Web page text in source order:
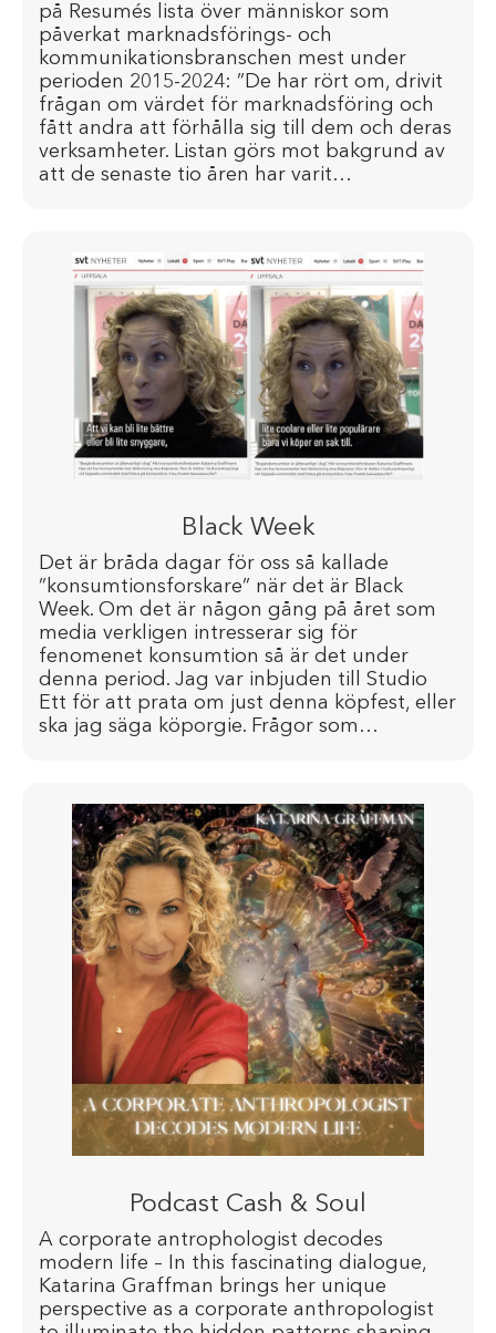
på Resumés lista över människor som
påverkat marknadsförings- och
kommunikationsbranschen mest under
perioden 2015-2024: ”De har rört om, drivit
frågan om värdet för marknadsföring och
fått andra att förhålla sig till dem och deras
verksamheter. Listan görs mot bakgrund av
att de senaste tio åren har varit…
Black Week
Det är bråda dagar för oss så kallade
”konsumtionsforskare” när det är Black
Week. Om det är någon gång på året som
media verkligen intresserar sig för
fenomenet konsumtion så är det under
denna period. Jag var inbjuden till Studio
Ett för att prata om just denna köpfest, eller
ska jag säga köporgie. Frågor som…
Podcast Cash & Soul
A corporate antrophologist decodes
modern life – In this fascinating dialogue,
Katarina Graffman brings her unique
perspective as a corporate anthropologist